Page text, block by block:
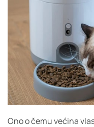
Ono o čemu većina